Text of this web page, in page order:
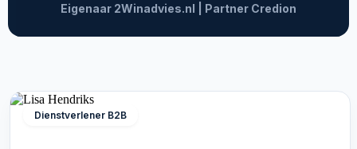
Eigenaar 2Winadvies.nl | Partner Credion
Dienstverlener B2B